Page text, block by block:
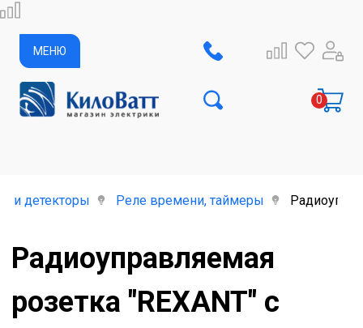
МЕНЮ
и детекторы Реле времени, таймеры
Радиоуправляемая
розетка "REXANT" с